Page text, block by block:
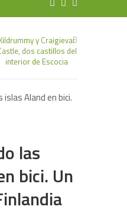
y Craigievar
dos castillos del
interior de Escocia
islas Aland en bici.
las
bici. Un